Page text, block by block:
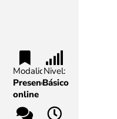
Modalidad:
Presencial,
online
Nivel:
Básico